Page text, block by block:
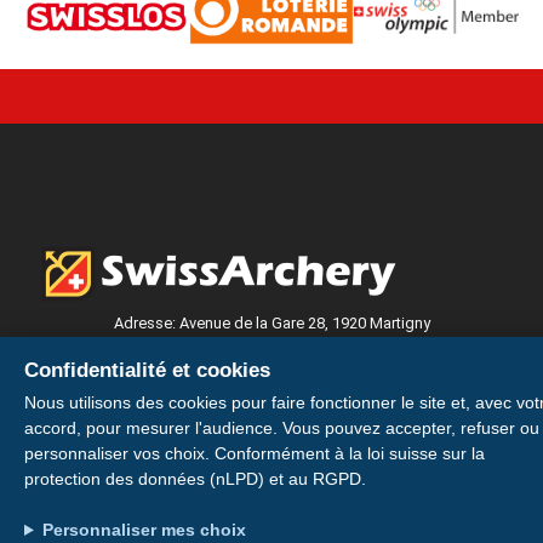
Adresse: Avenue de la Gare 28, 1920 Martigny
Konto: IBAN CH49 0900 0000 1746 6115 0
Confidentialité et cookies
Nous utilisons des cookies pour faire fonctionner le site et, avec
accord, pour mesurer l'audience. Vous pouvez accepter, refuser ou
personnaliser vos choix. Conformément à la loi suisse sur la
protection des données (nLPD) et au RGPD.
Personnaliser mes choix
Votre licence sur votre smartphone
Installez votre carte de membre E-Licence pour
avoir votre licence et votre QR code toujours